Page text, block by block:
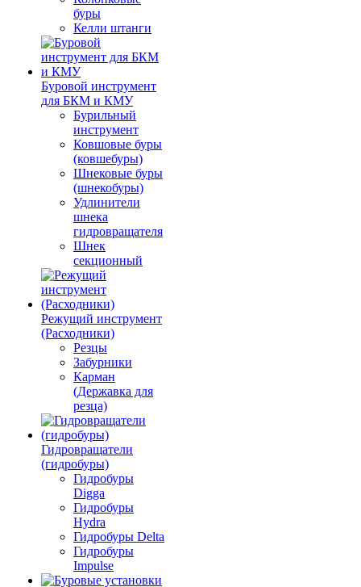
буры
Келли штанги
Буровой инструмент
для БКМ и КМУ
Бурильный
инструмент
Ковшовые буры
(ковшебуры)
Шнековые буры
(шнекобуры)
Удлинители
шнека
гидровращателя
Шнек
секционный
Режущий инструмент
(Расходники)
Резцы
Забурники
Карман
(Державка для
резца)
Гидровращатели
(гидробуры)
Гидробуры
Digga
Гидробуры
Hydra
Гидробуры Delta
Гидробуры
Impulse